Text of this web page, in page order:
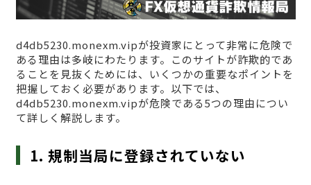
d4db5230.monexm.vipが投資家にとって非常に危険で
ある理由は多岐にわたります。このサイトが詐欺的であ
ることを見抜くためには、いくつかの重要なポイントを
把握しておく必要があります。以下では、
d4db5230.monexm.vipが危険である5つの理由につい
て詳しく解説します。
1. 規制当局に登録されていない